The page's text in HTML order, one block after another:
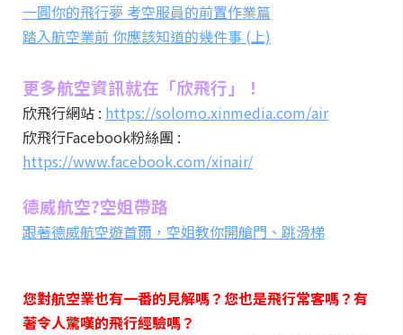
一圓你的飛行夢 考空服員的前置作業篇
踏入航空業前 你應該知道的幾件事 (上)
更多航空資訊就在「欣飛行」！
欣飛行網站 : https://solomo.xinmedia.com/air
欣飛行Facebook粉絲團 :
https://www.facebook.com/xinair/
德威航空?空姐帶路
跟著德威航空遊首爾，空姐教你開艙門、跳滑梯
您對航空業也有一番的見解嗎？您也是飛行常客嗎？有
著令人驚嘆的飛行經驗嗎？